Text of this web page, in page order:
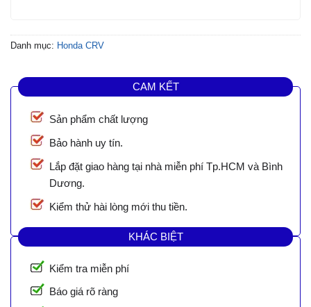
Danh mục: Honda CRV
CAM KẾT
Sản phẩm chất lượng
Bảo hành uy tín.
Lắp đặt giao hàng tại nhà miễn phí Tp.HCM và Bình
Dương.
Kiểm thử hài lòng mới thu tiền.
KHÁC BIỆT
Kiểm tra miễn phí
Báo giá rõ ràng